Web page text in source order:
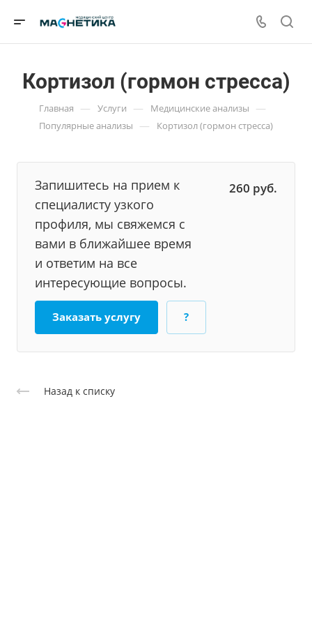
Кортизол (гормон стресса)
Главная — Услуги — Медицинские анализы —
Популярные анализы — Кортизол (гормон стресса)
Запишитесь на прием к
специалисту узкого
профиля, мы свяжемся с
вами в ближайшее время
и ответим на все
интересующие вопросы.
260 руб.
Заказать услугу ?
Назад к списку